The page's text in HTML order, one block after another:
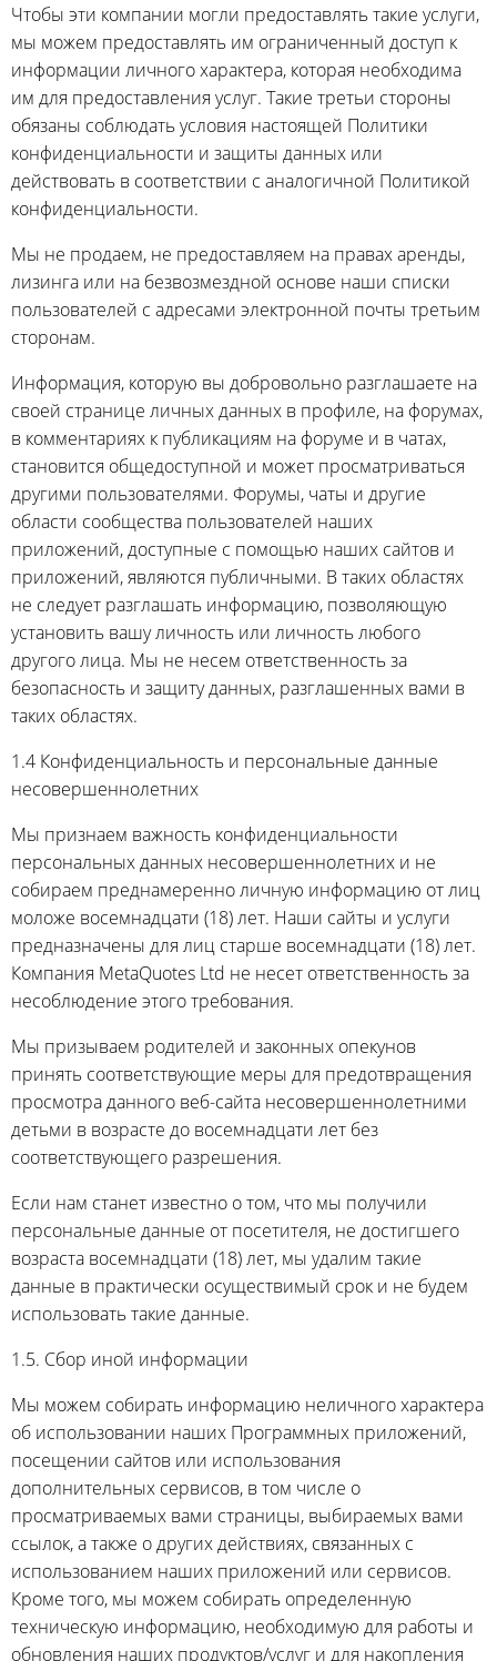
Чтобы эти компании могли предоставлять такие услуги,
мы можем предоставлять им ограниченный доступ к
информации личного характера, которая необходима
им для предоставления услуг. Такие третьи стороны
обязаны соблюдать условия настоящей Политики
конфиденциальности и защиты данных или
действовать в соответствии с аналогичной Политикой
конфиденциальности.
Мы не продаем, не предоставляем на правах аренды,
лизинга или на безвозмездной основе наши списки
пользователей с адресами электронной почты третьим
сторонам.
Информация, которую вы добровольно разглашаете на
своей странице личных данных в профиле, на форумах,
в комментариях к публикациям на форуме и в чатах,
становится общедоступной и может просматриваться
другими пользователями. Форумы, чаты и другие
области сообщества пользователей наших
приложений, доступные с помощью наших сайтов и
приложений, являются публичными. В таких областях
не следует разглашать информацию, позволяющую
установить вашу личность или личность любого
другого лица. Мы не несем ответственность за
безопасность и защиту данных, разглашенных вами в
таких областях.
1.4 Конфиденциальность и персональные данные
несовершеннолетних
Мы признаем важность конфиденциальности
персональных данных несовершеннолетних и не
собираем преднамеренно личную информацию от лиц
моложе восемнадцати (18) лет. Наши сайты и услуги
предназначены для лиц старше восемнадцати (18) лет.
Компания MetaQuotes Ltd не несет ответственность за
несоблюдение этого требования.
Мы призываем родителей и законных опекунов
принять соответствующие меры для предотвращения
просмотра данного веб-сайта несовершеннолетними
детьми в возрасте до восемнадцати лет без
соответствующего разрешения.
Если нам станет известно о том, что мы получили
персональные данные от посетителя, не достигшего
возраста восемнадцати (18) лет, мы удалим такие
данные в практически осуществимый срок и не будем
использовать такие данные.
1.5. Сбор иной информации
Мы можем собирать информацию неличного характера
об использовании наших Программных приложений,
посещении сайтов или использования
дополнительных сервисов, в том числе о
просматриваемых вами страницы, выбираемых вами
ссылок, а также о других действиях, связанных с
использованием наших приложений или сервисов.
Кроме того, мы можем собирать определенную
техническую информацию, необходимую для работы и
обновления наших продуктов/услуг и для накопления